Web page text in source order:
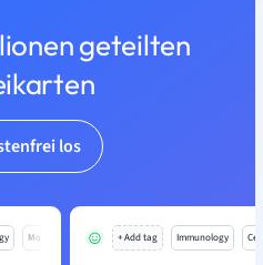
geteilten
los
Mo + Add tag Immunology